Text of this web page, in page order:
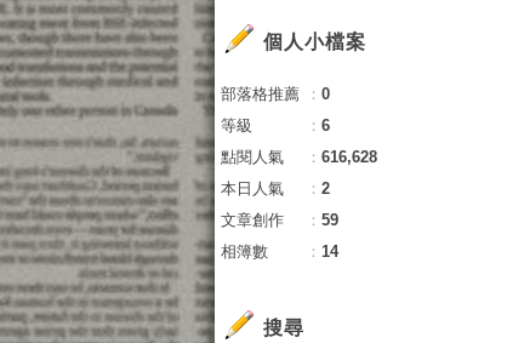
個人小檔案
部落格推薦 ： 0
等級
： 6
點閱人氣
： 616,628
本日人氣
： 2
文章創作
： 59
相簿數
： 14
搜尋